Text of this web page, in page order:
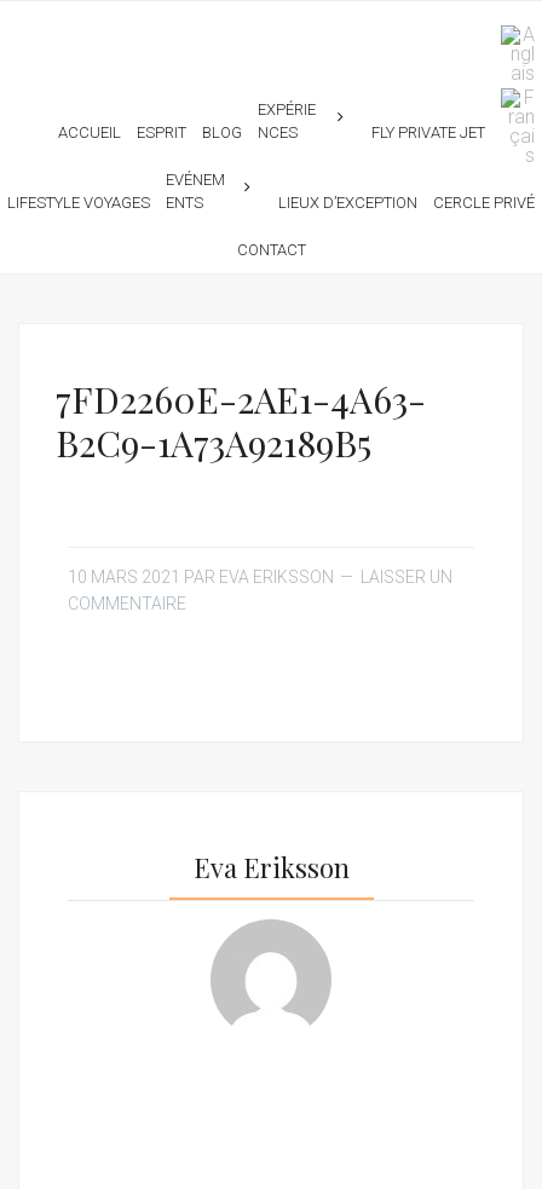
ACCUEIL ESPRIT BLOG
EXPÉRIE
NCES
FLY PRIVATE JET
LIFESTYLE VOYAGES
EVÉNEM
ENTS
LIEUX D’EXCEPTION CERCLE PRIVÉ
CONTACT
7FD2260E-2AE1-4A63-
B2C9-1A73A92189B5
10 MARS 2021 PAR EVA ERIKSSON
LAISSER UN
COMMENTAIRE
Eva Eriksson